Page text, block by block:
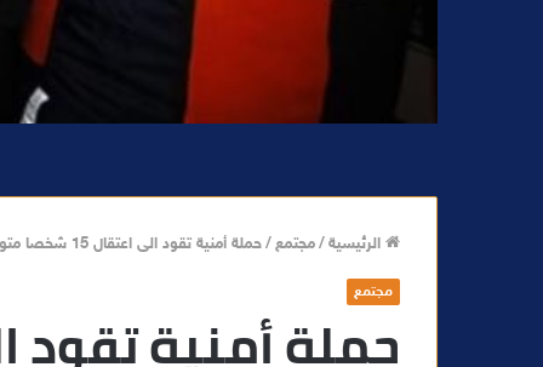
الرئيسية/مجتمع/حملة أمنية تقود الى اعتقال 15 شخصا متورطين في قضايا السرقة
مجتمع